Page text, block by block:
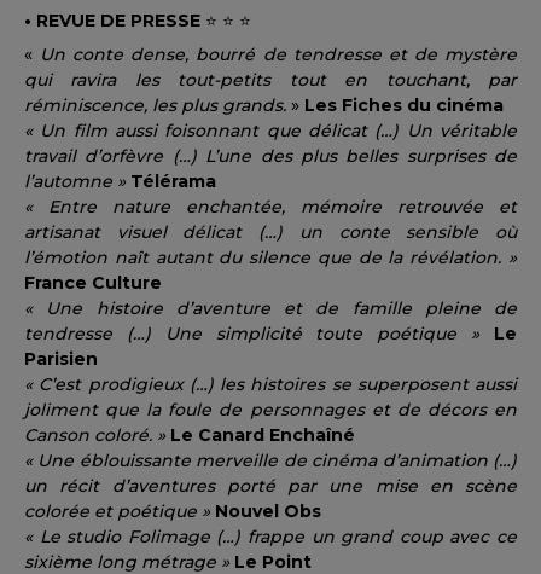
• REVUE DE PRESSE ⭐ ⭐ ⭐
« Un conte dense, bourré de tendresse et de mystère
qui ravira les tout-petits tout en touchant, par
réminiscence, les plus grands. » Les Fiches du cinéma
« Un film aussi foisonnant que délicat (…) Un véritable
travail d’orfèvre (…) L’une des plus belles surprises de
l’automne » Télérama
« Entre nature enchantée, mémoire retrouvée et
artisanat visuel délicat (…) un conte sensible où
l’émotion naît autant du silence que de la révélation. »
France Culture
« Une histoire d’aventure et de famille pleine de
tendresse (…) Une simplicité toute poétique »
Le
Parisien
« C’est prodigieux (…) les histoires se superposent aussi
joliment que la foule de personnages et de décors en
Canson coloré. » Le Canard Enchaîné
« Une éblouissante merveille de cinéma d’animation (…)
un récit d’aventures porté par une mise en scène
colorée et poétique » Nouvel Obs
« Le studio Folimage (…) frappe un grand coup avec ce
sixième long métrage » Le Point